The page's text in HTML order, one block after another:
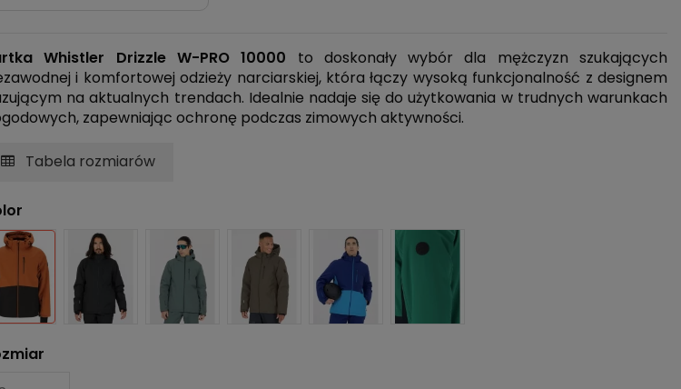
Whistler Drizzle W-PRO 10000 to doskonały wybór dla mężczyzn szukających
i komfortowej odzieży narciarskiej, która łączy wysoką funkcjonalność z designem
na aktualnych trendach. Idealnie nadaje się do użytkowania w trudnych warunkach
zapewniając ochronę podczas zimowych aktywności.
Tabela rozmiarów
Pomarańczowo-czarny
Czarny
Zielony Khaki Granatowo-niebieski